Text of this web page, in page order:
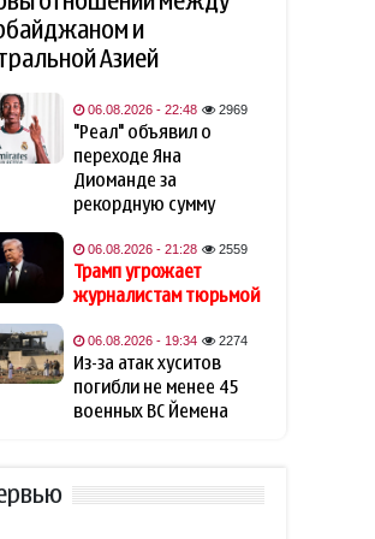
русофобии» после фразы о
«москалях»
NTV: Турция, Саудовская
Аравия и Пакистан
объединились в военный
альянс
Навроцкий высказался о
поддержке Украины: «Там,
где бьют москаля, Польша
помогает»
Трамп: Иран хочет достичь
соглашения
Трамп считает Хабиба
и
Азией
06.08.2026 - 22:48 2969
"Реал" объявил о
переходе Яна
Диоманде за
рекордную сумму
06.08.2026 - 21:28 2559
Трамп угрожает
журналистам тюрьмой
06.08.2026 - 19:34 2274
Из-за атак хуситов
погибли не менее 45
военных ВС Йемена